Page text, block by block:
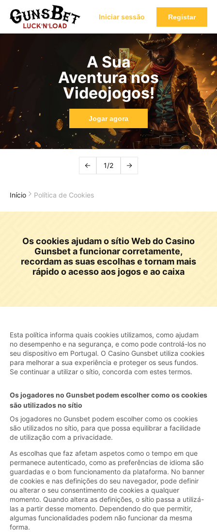
Iniciar sessão Registar
A Sua
Aventura nos
Videojogos!
Jogar agora
1/2
Início Política de Cookies
Os cookies ajudam o sítio Web do Casino
Gunsbet a funcionar corretamente,
recordam as suas escolhas e tornam mais
rápido o acesso aos jogos e ao caixa
Esta política informa quais cookies utilizamos, como ajudam
no desempenho e na segurança, e como pode controlá-los no
seu dispositivo em Portugal. O Casino Gunsbet utiliza cookies
para melhorar a sua experiência e proteger os seus fundos.
Se continuar a utilizar o sítio, concorda com estes termos.
Os jogadores no Gunsbet podem escolher como os cookies
são utilizados no sítio
Os jogadores no Gunsbet podem escolher como os cookies
são utilizados no sítio, para que possa equilibrar a facilidade
de utilização com a privacidade.
As escolhas que faz afetam aspetos como o tempo em que
permanece autenticado, como as preferências de idioma são
guardadas e o bom funcionamento da plataforma. No banner
de cookies e nas definições do seu navegador, pode definir
ou alterar o seu consentimento de cookies a qualquer
momento. Quando altera as definições, o sítio passa a utilizá-
las a partir desse momento. Dependendo do que permitir,
algumas funcionalidades podem não funcionar da mesma
forma.